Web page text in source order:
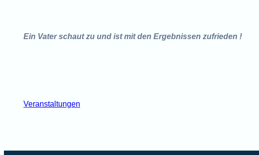
Ein Vater schaut zu und ist mit den Ergebnissen zufrieden !
Veranstaltungen